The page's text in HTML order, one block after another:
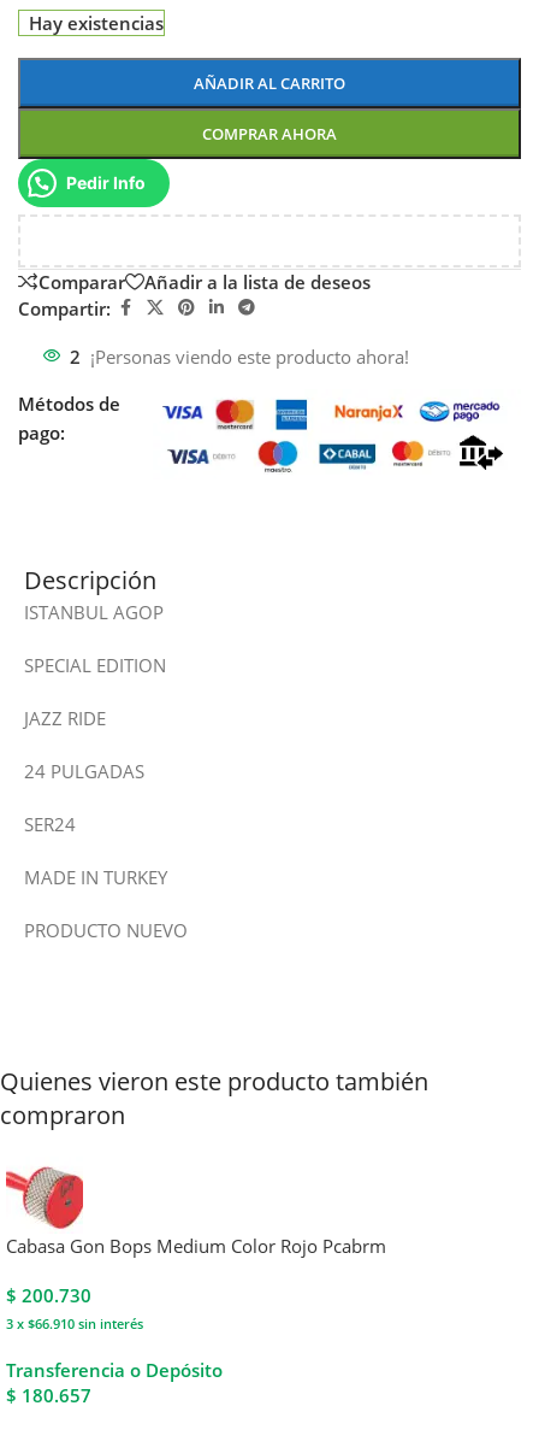
Hay existencias
AÑADIR AL CARRITO
COMPRAR AHORA
Pedir Info
Comparar
Añadir a la lista de deseos
Compartir:
2 ¡Personas viendo este producto ahora!
Métodos de
pago:
Descripción
ISTANBUL AGOP
SPECIAL EDITION
JAZZ RIDE
24 PULGADAS
SER24
MADE IN TURKEY
PRODUCTO NUEVO
Quienes vieron este producto también
compraron
Cabasa Gon Bops Medium Color Rojo Pcabrm
$ 200.730
3 x $66.910 sin interés
Transferencia o Depósito
$ 180.657